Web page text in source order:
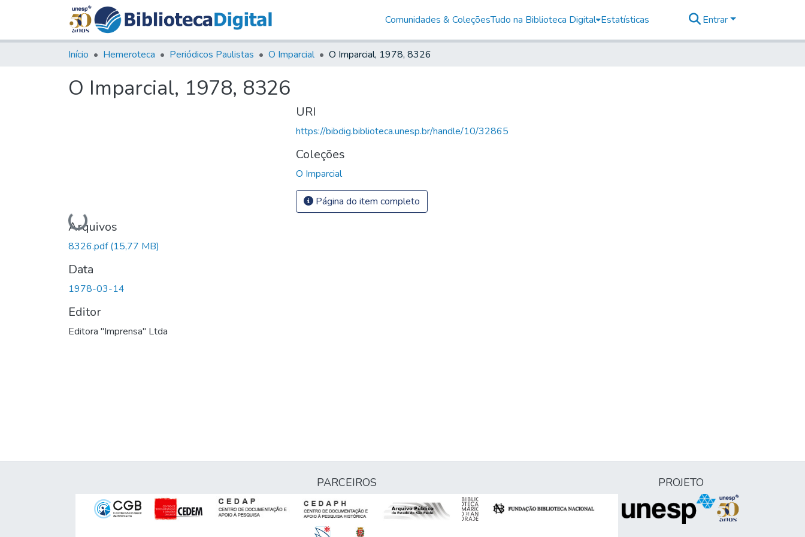
Comunidades & ColeçõesTudo na Biblioteca Digital Estatísticas Entrar
Início Hemeroteca Periódicos Paulistas O Imparcial O Imparcial, 1978, 8326
O Imparcial, 1978, 8326
Carregando...
Arquivos
8326.pdf(15,77 MB)
Data
1978-03-14
Editor
Editora "Imprensa" Ltda
URI
https://bibdig.biblioteca.unesp.br/handle/10/32865
Coleções
O Imparcial
Página do item completo
PARCEIROS PROJETO